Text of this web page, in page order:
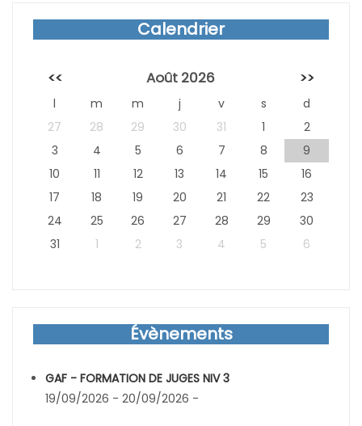
Calendrier
<< Août 2026 >>
l m m j v s
d
27
28 29 30 31 1
2
3
4 5 6 7 8
9
10
11 12 13 14 15
16
17
18 19 20 21 22
23
24
25 26 27 28 29
30
31
1 2 3 4 5 6
Évènements
GAF - FORMATION DE JUGES NIV 3
19/09/2026 - 20/09/2026 -